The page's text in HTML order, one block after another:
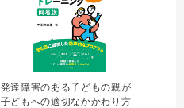
発達障害のある子どもの親が
子どもへの適切なかかわり方